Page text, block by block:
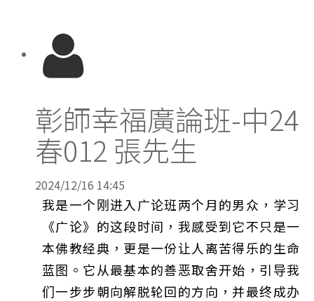
彰師幸福廣論班-中24
春012 張先生
2024/12/16 14:45
我是一个刚进入广论班两个月的男众，学习
《广论》的这段时间，我感受到它不只是一
本佛教经典，更是一份让人离苦得乐的生命
蓝图。它从最基本的善恶取舍开始，引导我
们一步步朝向解脱轮回的方向，并最终成办